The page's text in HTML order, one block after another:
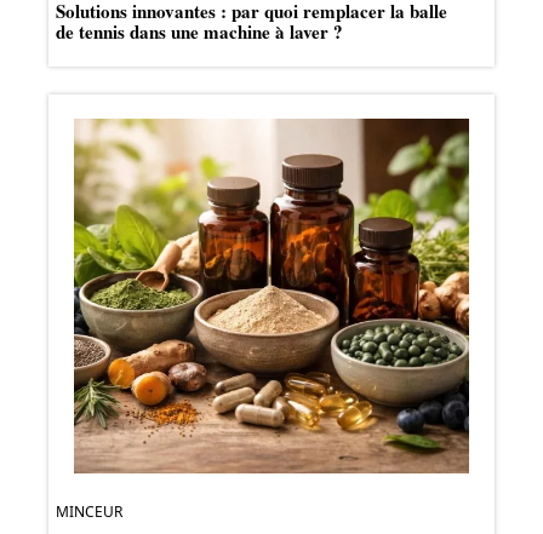
Solutions innovantes : par quoi remplacer la balle
de tennis dans une machine à laver ?
MINCEUR